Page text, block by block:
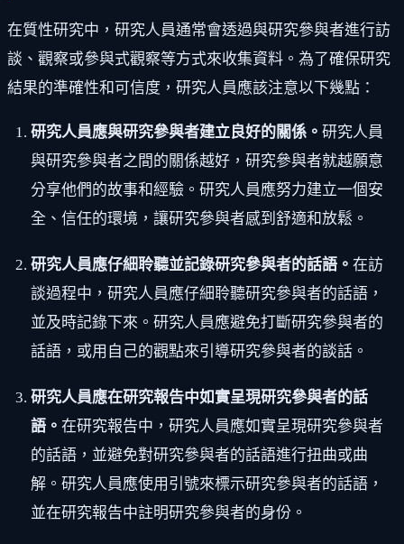
在質性研究中，研究人員通常會透過與研究參與者進行訪
談、觀察或參與式觀察等方式來收集資料。為了確保研究
結果的準確性和可信度，研究人員應該注意以下幾點：
研究人員應與研究參與者建立良好的關係。 研究人員
與研究參與者之間的關係越好，研究參與者就越願意
分享他們的故事和經驗。研究人員應努力建立一個安
全、信任的環境，讓研究參與者感到舒適和放鬆。
研究人員應仔細聆聽並記錄研究參與者的話語。 在訪
談過程中，研究人員應仔細聆聽研究參與者的話語，
並及時記錄下來。研究人員應避免打斷研究參與者的
話語，或用自己的觀點來引導研究參與者的談話。
研究人員應在研究報告中如實呈現研究參與者的話
語。 在研究報告中，研究人員應如實呈現研究參與者
的話語，並避免對研究參與者的話語進行扭曲或曲
解。研究人員應使用引號來標示研究參與者的話語，
並在研究報告中註明研究參與者的身份。